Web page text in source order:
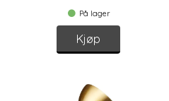
På lager
Kjøp